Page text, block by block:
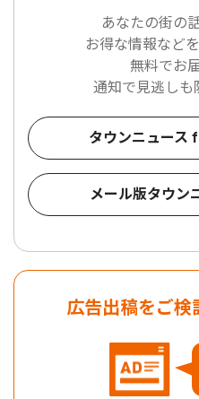
あなたの街の
お得な情報など
無料でお
通知で見逃しも
タウンニュース
メール版タウン
広告出稿をご検